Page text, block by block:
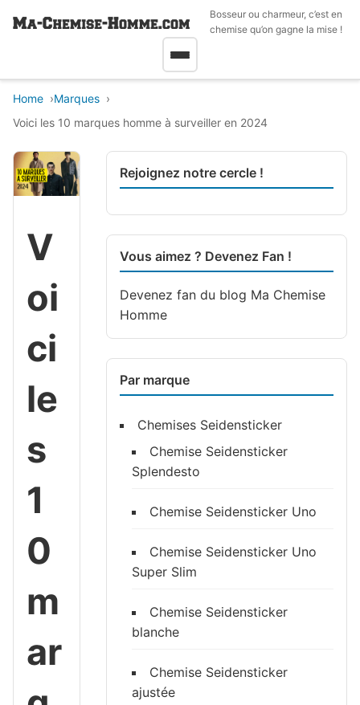
Bosseur ou charmeur, c’est en
chemise qu’on gagne la mise !
Home
Marques
Voici les 10 marques homme à surveiller en 2024
V
oi
ci
le
s
1
0
m
ar
Rejoignez notre cercle !
Vous aimez ? Devenez Fan !
Devenez fan du blog Ma Chemise
Homme
Par marque
Chemises Seidensticker
Chemise Seidensticker
Splendesto
Chemise Seidensticker Uno
Chemise Seidensticker Uno
Super Slim
Chemise Seidensticker
blanche
Chemise Seidensticker
ajustée